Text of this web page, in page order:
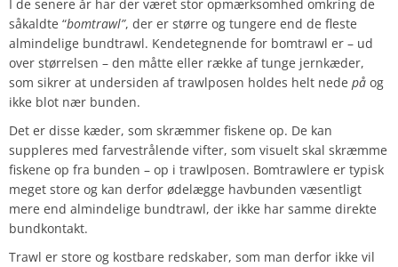
I de senere år har der været stor opmærksomhed omkring de
såkaldte “bomtrawl”, der er større og tungere end de fleste
almindelige bundtrawl. Kendetegnende for bomtrawl er – ud
over størrelsen – den måtte eller række af tunge jernkæder,
som sikrer at undersiden af trawlposen holdes helt nede på og
ikke blot nær bunden.
Det er disse kæder, som skræmmer fiskene op. De kan
suppleres med farvestrålende vifter, som visuelt skal skræmme
fiskene op fra bunden – op i trawlposen. Bomtrawlere er typisk
meget store og kan derfor ødelægge havbunden væsentligt
mere end almindelige bundtrawl, der ikke har samme direkte
bundkontakt.
Trawl er store og kostbare redskaber, som man derfor ikke vil